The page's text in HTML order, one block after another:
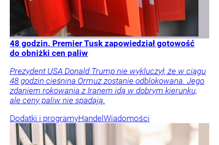
48 godzin. Premier Tusk zapowiedział gotowość
do obniżki cen paliw
Prezydent USA Donald Trump nie wykluczył, że w ciągu
48 godzin cieśnina Ormuz zostanie odblokowana. Jego
zdaniem rokowania z Iranem idą w dobrym kierunku,
ale ceny paliw nie spadają.
Dodatki i programyHandel Wiadomości